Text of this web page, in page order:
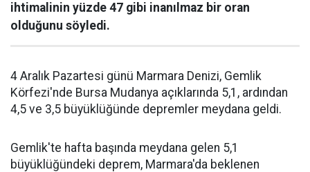
ihtimalinin yüzde 47 gibi inanılmaz bir oran
olduğunu söyledi.
4 Aralık Pazartesi günü Marmara Denizi, Gemlik
Körfezi'nde Bursa Mudanya açıklarında 5,1, ardından
4,5 ve 3,5 büyüklüğünde depremler meydana geldi.
Gemlik'te hafta başında meydana gelen 5,1
büyüklüğündeki deprem, Marmara'da beklenen